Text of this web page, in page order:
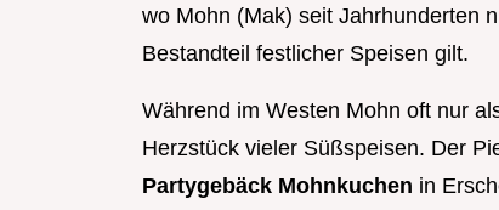
wo Mohn (Mak) seit Jahrhunderten
Bestandteil festlicher Speisen gilt.
Während im Westen Mohn oft nur
Herzstück vieler Süßspeisen. Der
Partygebäck Mohnkuchen in